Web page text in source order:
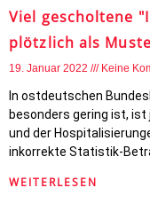
Viel gescholtene
plötzlich als
19. Januar 2022 Keine
In ostdeutschen
besonders gering ist,
und der
inkorrekte Statistik-
WEITERLESEN